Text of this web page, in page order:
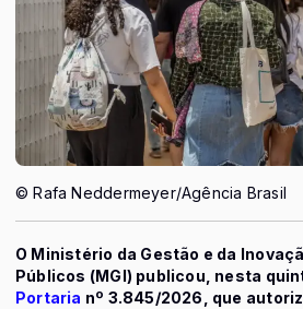
© Rafa Neddermeyer/Agência Brasil
O Ministério da Gestão e da
Públicos (MGI) publicou, nesta
Portaria nº 3.845/2026, que